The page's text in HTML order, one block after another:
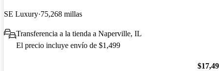
SE Luxury 75,268 millas
Transferencia a la tienda a Naperville, IL
El precio incluye envío de $1,499